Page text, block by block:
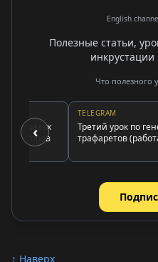
English
Полезные статьи,
Что полезного
‹
TELEGRAM
Третий урок по
трафаретов (работа
↑ Наверх